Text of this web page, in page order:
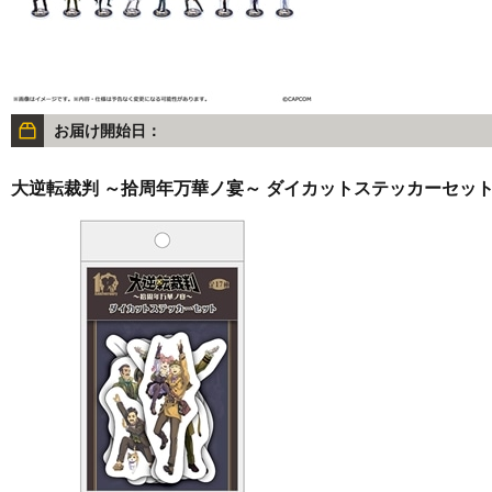
お届け開始日：
大逆転裁判 ～拾周年万華ノ宴～ ダイカットステッカーセット